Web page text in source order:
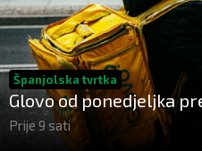
Španjolska tvrtka
Glovo od ponedjeljka
Prije 9 sati